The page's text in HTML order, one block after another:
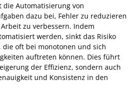
Automatisierung von
dazu bei, Fehler zu reduzieren
zu verbessern. Indem
werden, sinkt das Risiko
die oft bei monotonen und sich
auftreten können. Dies führt
der Effizienz, sondern auch
und Konsistenz in den